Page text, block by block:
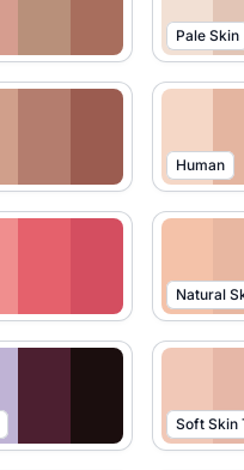
Pale Skin
Human
Natural
Soft Skin